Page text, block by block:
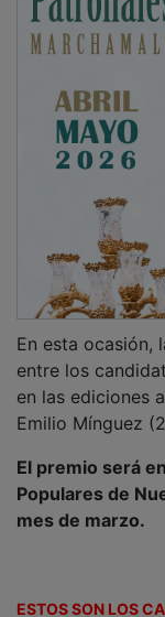
entre los
en las ediciones
Emilio Mínguez
Populares de
mes de marzo.